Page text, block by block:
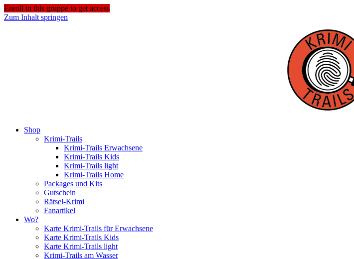
Enroll in this gruppe to get access
Zum Inhalt springen
Shop
Krimi-Trails
Krimi-Trails Erwachsene
Krimi-Trails Kids
Krimi-Trails light
Krimi-Trails Home
Packages und Kits
Gutschein
Rätsel-Krimi
Fanartikel
Wo?
Karte Krimi-Trails für Erwachsene
Karte Krimi-Trails Kids
Karte Krimi-Trails light
Krimi-Trails am Wasser